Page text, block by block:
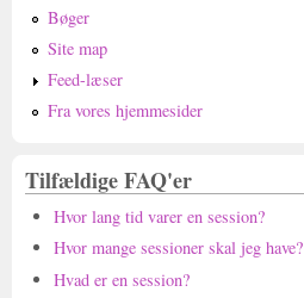
Bøger
Site map
Feed-læser
Fra vores hjemmesider
Tilfældige FAQ'er
Hvor lang tid varer en session?
Hvor mange sessioner skal jeg have?
Hvad er en session?